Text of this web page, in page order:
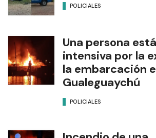
POLICIALES
Una persona
intensiva por la
la embarcación
Gualeguaychú
POLICIALES